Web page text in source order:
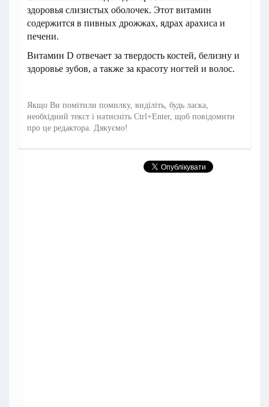
здоровья слизистых оболочек. Этот витамин
содержится в пивных дрожжах, ядрах арахиса и
печени.
Витамин D отвечает за твердость костей, белизну и
здоровье зубов, а также за красоту ногтей и волос.
Якщо Ви помітили помилку, виділіть, будь ласка,
необхідний текст і натисніть Ctrl+Enter, щоб повідомити
про це редактора. Дякуємо!